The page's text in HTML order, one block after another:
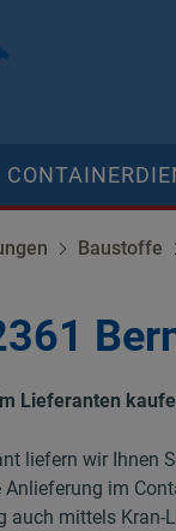
Baustoffe
Lieferanten
liefern wir Ihnen
im
mittels Kran-